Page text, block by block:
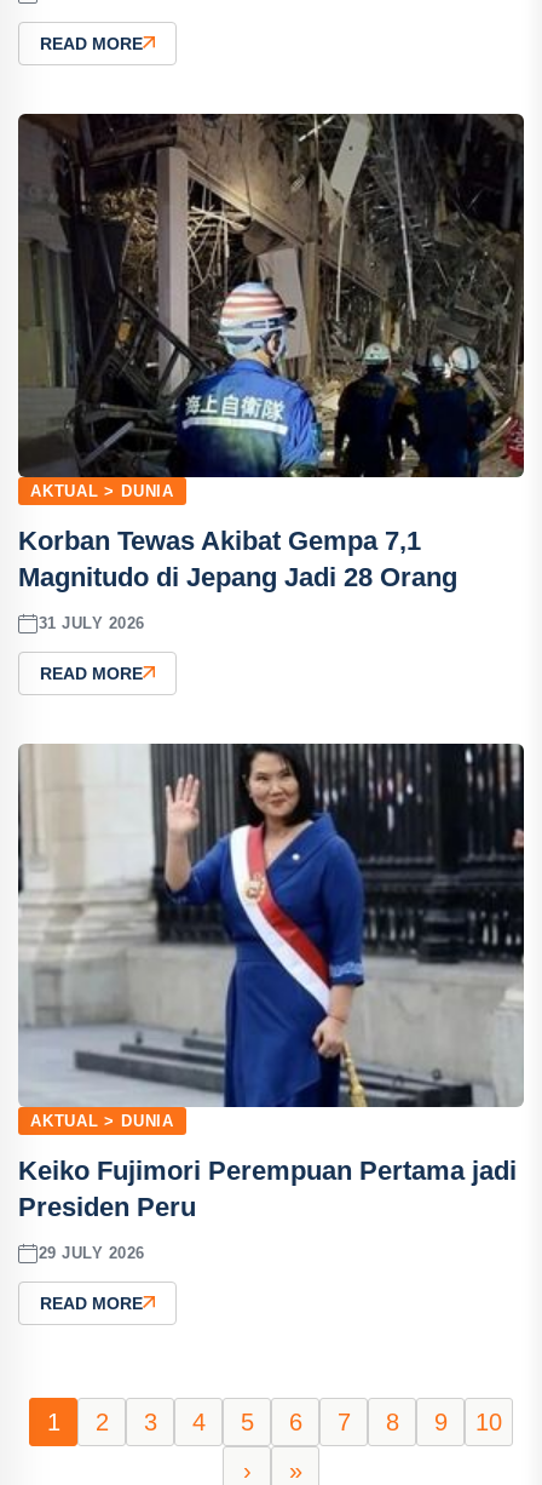
READ MORE
AKTUAL > DUNIA
Korban Tewas Akibat Gempa 7,1
Magnitudo di Jepang Jadi 28 Orang
31 JULY 2026
READ MORE
AKTUAL > DUNIA
Keiko Fujimori Perempuan Pertama jadi
Presiden Peru
29 JULY 2026
READ MORE
1 2 3 4 5 6 7 8 9
10
›
»